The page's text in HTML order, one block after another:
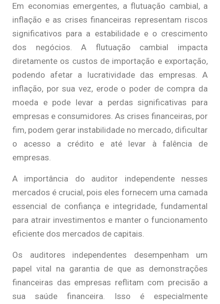
Em economias emergentes, a flutuação cambial, a
inflação e as crises financeiras representam riscos
significativos para a estabilidade e o crescimento
dos negócios. A flutuação cambial impacta
diretamente os custos de importação e exportação,
podendo afetar a lucratividade das empresas. A
inflação, por sua vez, erode o poder de compra da
moeda e pode levar a perdas significativas para
empresas e consumidores. As crises financeiras, por
fim, podem gerar instabilidade no mercado, dificultar
o acesso a crédito e até levar à falência de
empresas.
A importância do auditor independente nesses
mercados é crucial, pois eles fornecem uma camada
essencial de confiança e integridade, fundamental
para atrair investimentos e manter o funcionamento
eficiente dos mercados de capitais.
Os auditores independentes desempenham um
papel vital na garantia de que as demonstrações
financeiras das empresas reflitam com precisão a
sua saúde financeira. Isso é especialmente